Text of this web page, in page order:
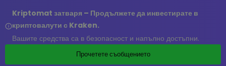
Kriptomat затваря – Продължете да инвестирате в
криптовалути с Kraken.
Вашите средства са в безопасност и напълно достъпни.
Прочетете съобщението